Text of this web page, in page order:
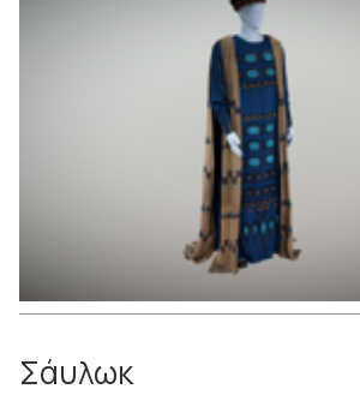
Σάυλωκ